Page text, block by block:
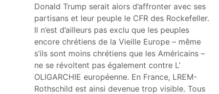
Donald Trump serait alors d’affronter avec ses
partisans et leur peuple le CFR des Rockefeller.
Il n’est d’ailleurs pas exclu que les peuples
encore chrétiens de la Vieille Europe – même
s’ils sont moins chrétiens que les Américains –
ne se révoltent pas également contre L’
OLIGARCHIE européenne. En France, LREM-
Rothschild est ainsi devenue trop visible. Tous